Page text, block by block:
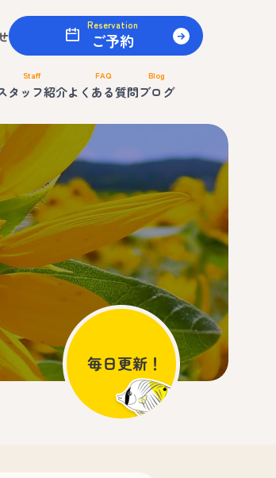
Reservation
ご予約
Staff
タッフ紹介
FAQ
よくある質問
Blog
ブログ